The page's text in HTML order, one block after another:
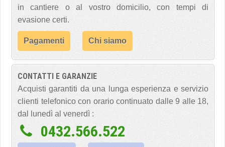
in cantiere o al vostro domicilio, con tempi di
evasione certi.
Pagamenti Chi siamo
CONTATTI E GARANZIE
Acquisti garantiti da una lunga esperienza e servizio
clienti telefonico con orario continuato dalle 9 alle 18,
dal lunedì al venerdì :
0432.566.522